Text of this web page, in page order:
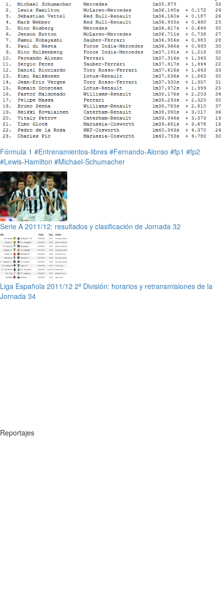
Fórmula 1 #Entrenamientos-libres #Fernando-Alonso #fp1 #fp2
#Lewis-Hamilton #Michael-Schumacher
Serie A 2011/12: resultados y clasificación de Jornada 32
Liga Española 2011/12 2ª División: horarios y retransmisiones de la
Jornada 34
Reportajes